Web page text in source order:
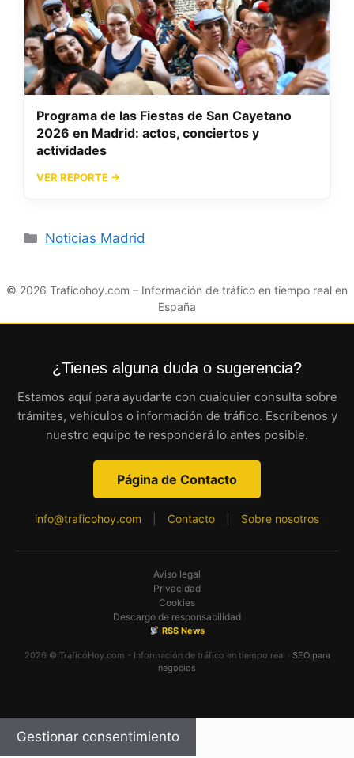
Programa de las Fiestas de San Cayetano
2026 en Madrid: actos, conciertos y
actividades
VER REPORTE →
Categorías
Noticias Madrid
© 2026 Traficohoy.com – Información de tráfico en tiempo real en
España
¿Tienes alguna duda o sugerencia?
Estamos aquí para ayudarte con cualquier consulta sobre
trámites, vehículos o información de tráfico. Escríbenos y
nuestro equipo te responderá lo antes posible.
Página de Contacto
info@traficohoy.com Contacto Sobre nosotros
Aviso legal
Privacidad
Cookies
Descargo de responsabilidad
RSS News
2026 © TraficoHoy.com - Información de tráfico en tiempo real · SEO para
negocios
Gestionar consentimiento